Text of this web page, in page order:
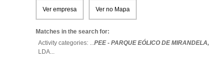
Ver empresa Ver no Mapa
Matches in the search for:
Activity categories: ...PEE - PARQUE EÓLICO DE MIRANDELA,
LDA...